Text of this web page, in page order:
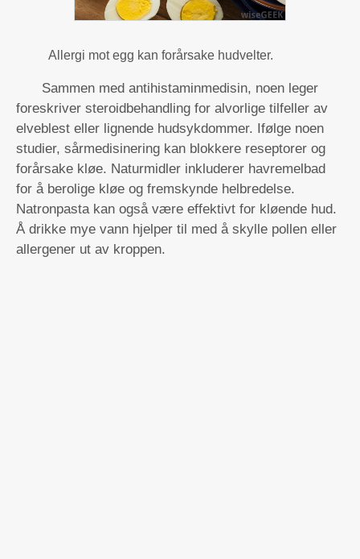
Allergi mot egg kan forårsake hudvelter.
Sammen med antihistaminmedisin, noen leger
foreskriver steroidbehandling for alvorlige tilfeller av
elveblest eller lignende hudsykdommer. Ifølge noen
studier, sårmedisinering kan blokkere reseptorer og
forårsake kløe. Naturmidler inkluderer havremelbad
for å berolige kløe og fremskynde helbredelse.
Natronpasta kan også være effektivt for kløende hud.
Å drikke mye vann hjelper til med å skylle pollen eller
allergener ut av kroppen.